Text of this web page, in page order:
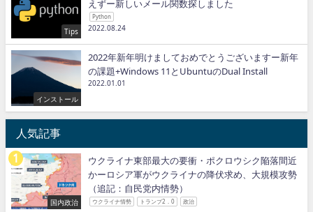
Tips
えずー新しいメール関数探しました
Python
2022.08.24
インストール
2022年新年明けましておめでとうございますー新年
の課題+Windows 11とUbuntuのDual Install
2022.01.01
人気記事
国内政治
ウクライナ東部最大の要衝・ポクロウシク陥落間近
かーロシア軍がウクライナの降伏求め、大規模攻勢
（追記：自民党内情勢）
ウクライナ情勢 トランプ2．0 政治